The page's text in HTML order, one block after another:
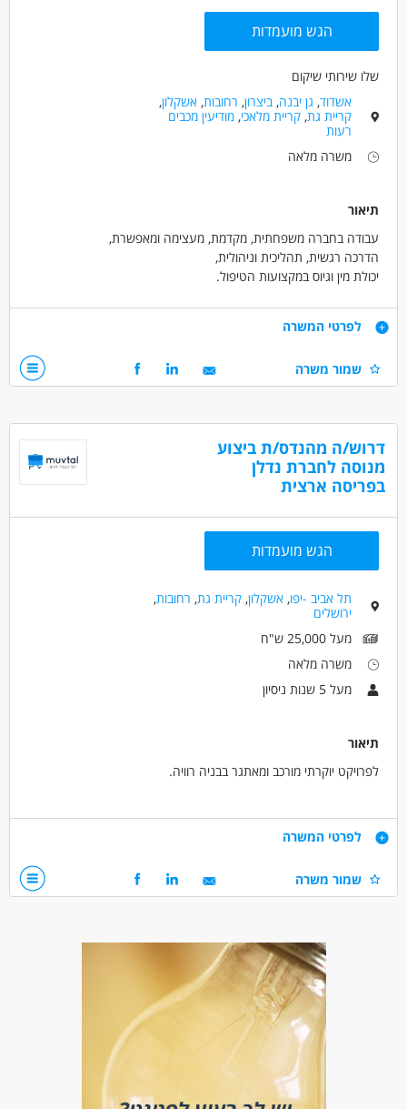
מאפייני משרה
עבודה בשעות גמישות
עבודה מיידית
משרה מלאה משרה חלקית
הגש מועמדות
שלו שירותי שיקום
אשדוד, גן יבנה,ביצרון, רחובות,אשקלון,
קריית גת,קריית מלאכי,מודיעין מכבים
רעות
משרה מלאה
תיאור
עבודה בחברה משפחתית, מקדמת, מעצימה ומאפשרת,
הדרכה רגשית, תהליכית וניהולית,
יכולת מין וגיוס במקצועות הטיפול.
תפקיד המנהל/ת:
להוביל את המסגרת כמרחב בטוח ומקדם עבור הילדים והנוער.
עיקרי התפקיד :
הדרכה רגשית, תהליכית וניהולית,
תנאי עבודה:
משרה מלאה,
קבלת הדרכה חיצונית,
דרישות
תואר ראשון במקצועות הטיפול/ניהול - חובה,
ניסיון של לפחות שנתיים בניהול-חובה,
משרה זו פונה לנשים וגברים כאחד.
חינוך, הוראה והדרכה - חינוך מיוחד
חינוך, הוראה והדרכה - ניהול
מאפייני משרה
משרה מלאה
בני 50 פלוס
לפרטי המשרה
שמור משרה
דרוש/ה מהנדס/ת ביצוע
מנוסה לחברת נדלן
בפריסה ארצית
הגש מועמדות
תל אביב -יפו,אשקלון,קריית גת, רחובות,
ירושלים
מעל 25,000 ש"ח
משרה מלאה
מעל 5 שנות ניסיון
תיאור
לפרויקט יוקרתי מורכב ומאתגר בבניה רוויה.
דרישות
ניסיון קודם בבניית חניונים ומגדלי מגורים יוקרתיים - חובה.
דרושים בתחום
בנייה ונדל"ן - מהנדס בינוי ותשתיות
מאפייני משרה
משרה מלאה
לפרטי המשרה
שמור משרה